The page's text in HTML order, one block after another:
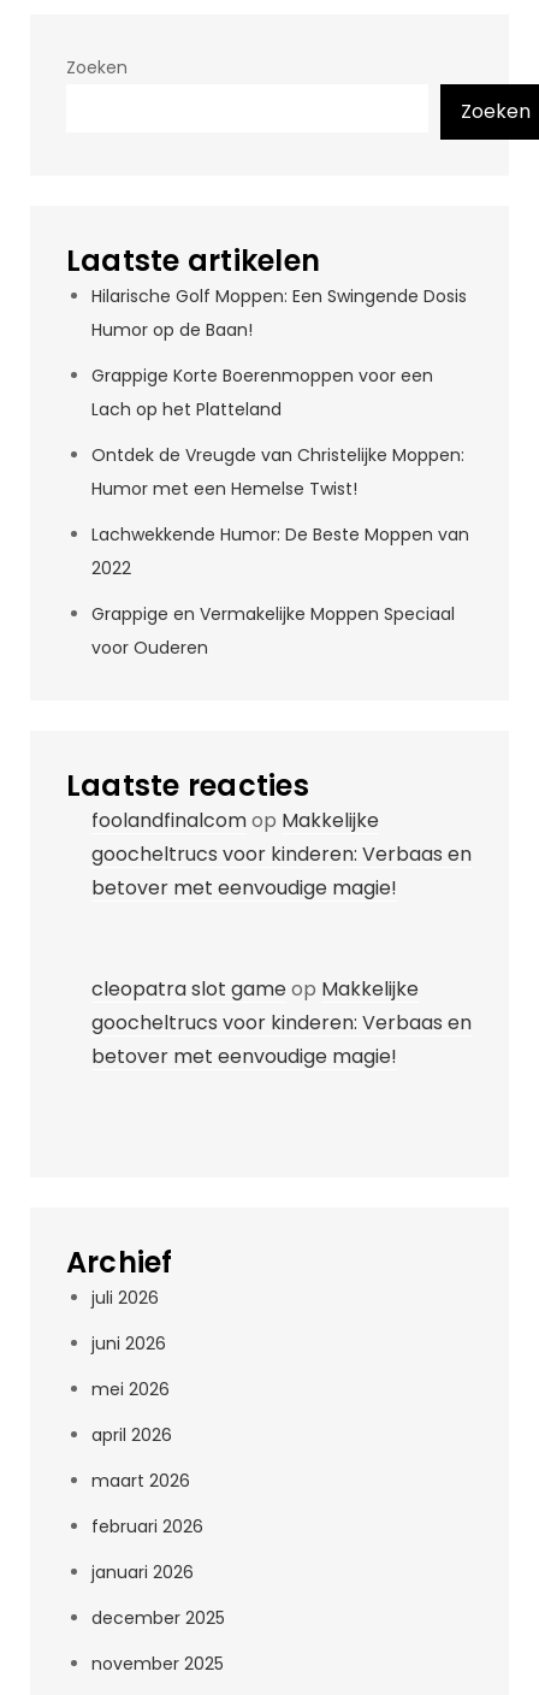
Zoeken
Zoeken
Laatste artikelen
Hilarische Golf Moppen: Een Swingende Dosis
Humor op de Baan!
Grappige Korte Boerenmoppen voor een
Lach op het Platteland
Ontdek de Vreugde van Christelijke Moppen:
Humor met een Hemelse Twist!
Lachwekkende Humor: De Beste Moppen van
2022
Grappige en Vermakelijke Moppen Speciaal
voor Ouderen
Laatste reacties
foolandfinalcomop Makkelijke
goocheltrucs voor kinderen: Verbaas en
betover met eenvoudige magie!
cleopatra slot gameop Makkelijke
goocheltrucs voor kinderen: Verbaas en
betover met eenvoudige magie!
Archief
juli 2026
juni 2026
mei 2026
april 2026
maart 2026
februari 2026
januari 2026
december 2025
november 2025